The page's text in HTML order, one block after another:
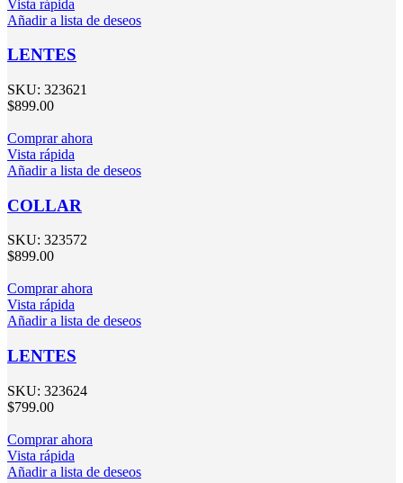
Vista rápida
Añadir a lista de deseos
LENTES
SKU: 323621
$899.00
Comprar ahora
Vista rápida
Añadir a lista de deseos
COLLAR
SKU: 323572
$899.00
Comprar ahora
Vista rápida
Añadir a lista de deseos
LENTES
SKU: 323624
$799.00
Comprar ahora
Vista rápida
Añadir a lista de deseos